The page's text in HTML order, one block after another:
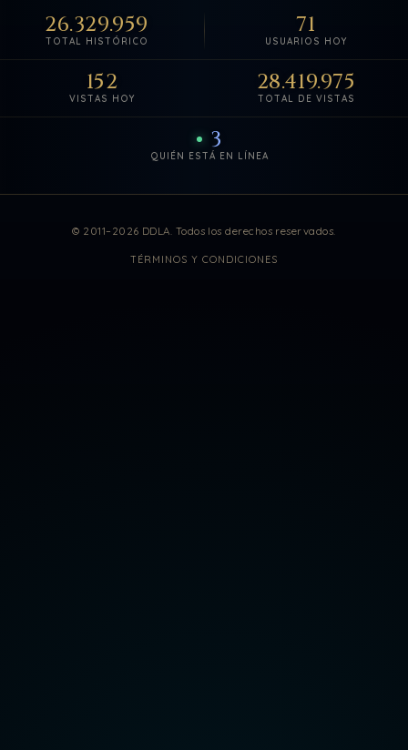
TOTAL HISTÓRICO
26.329.959
USUARIOS HOY
71
VISTAS HOY
152
TOTAL DE VISTAS
28.419.975
QUIÉN ESTÁ EN LÍNEA
3
© 2011–2026 DDLA. Todos los derechos reservados.
TÉRMINOS Y CONDICIONES